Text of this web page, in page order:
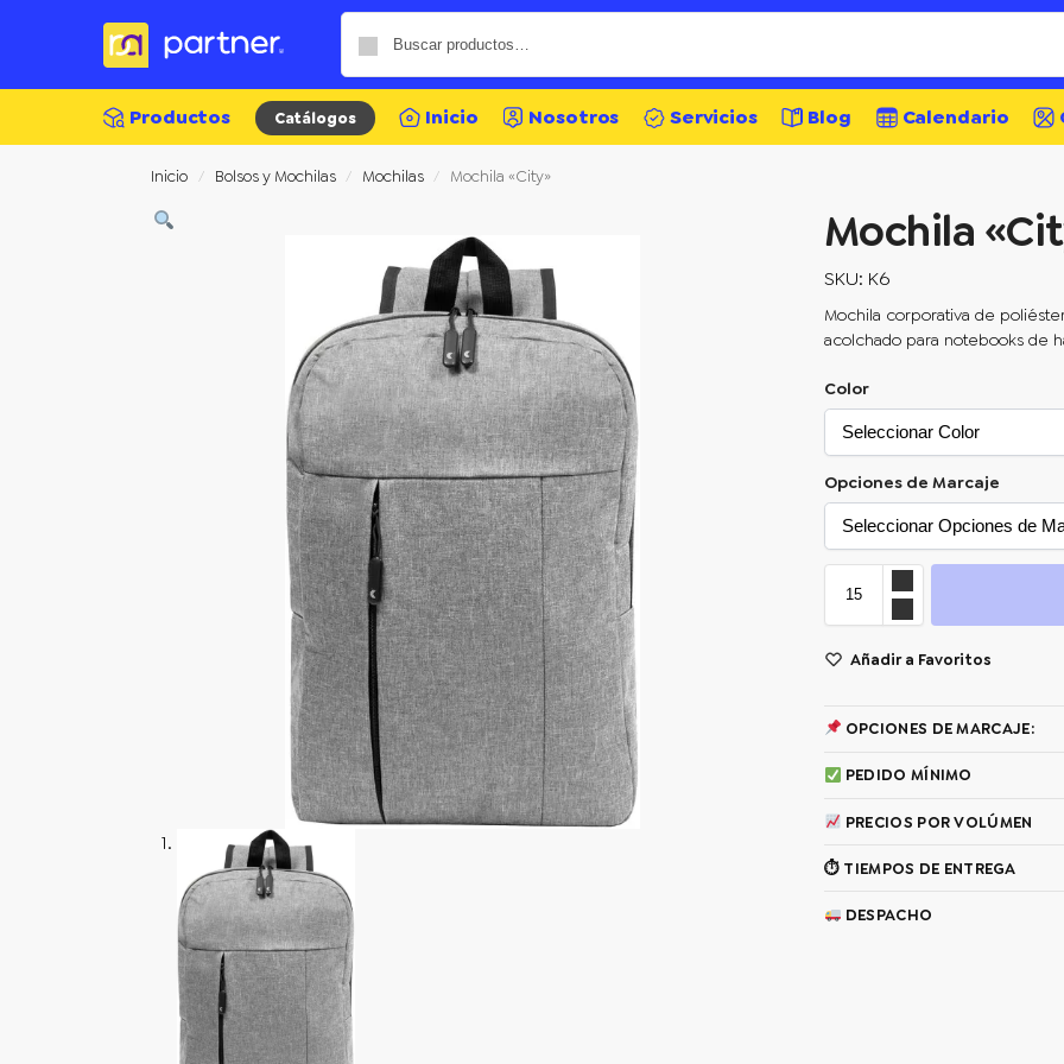
Productos Catálogos Inicio Nosotros Servicios Blog Calendario
Inicio / Bolsos y Mochilas / Mochilas / Mochila «City»
Mochila
SKU: K6
Mochila corporativa de
acolchado para notebooks de
Color
Opciones de Marcaje
Añadir a Favoritos
OPCIONES DE MARCAJE:
PEDIDO MÍNIMO
PRECIOS POR VOLÚMEN
⏱ TIEMPOS DE ENTREGA
DESPACHO